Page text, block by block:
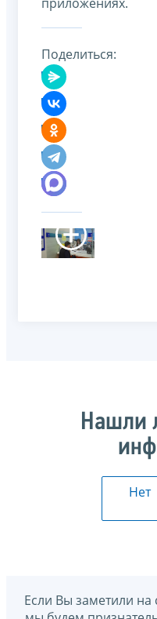
Поделиться:
Нашли
Нет
Если Вы заметили на